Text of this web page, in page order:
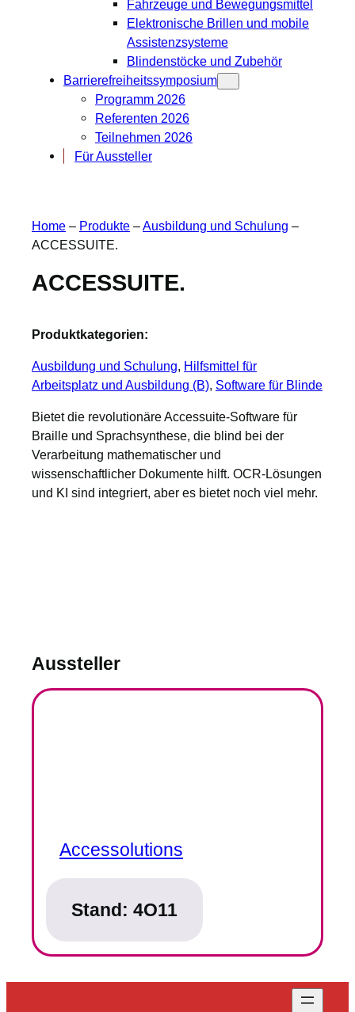
Fahrzeuge und Bewegungsmittel
Elektronische Brillen und mobile
Assistenzsysteme
Blindenstöcke und Zubehör
Barrierefreiheitssymposium
Programm 2026
Referenten 2026
Teilnehmen 2026
Für Aussteller
Home – Produkte –Ausbildung und Schulung –
ACCESSUITE.
ACCESSUITE.
Produktkategorien:
Ausbildung und Schulung, Hilfsmittel für
Arbeitsplatz und Ausbildung (B), Software für Blinde
Bietet die revolutionäre Accessuite-Software für
Braille und Sprachsynthese, die blind bei der
Verarbeitung mathematischer und
wissenschaftlicher Dokumente hilft. OCR-Lösungen
und KI sind integriert, aber es bietet noch viel mehr.
Aussteller
Accessolutions
Stand: 4O11